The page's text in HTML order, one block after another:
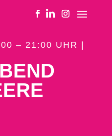
– 21:00 UHR |